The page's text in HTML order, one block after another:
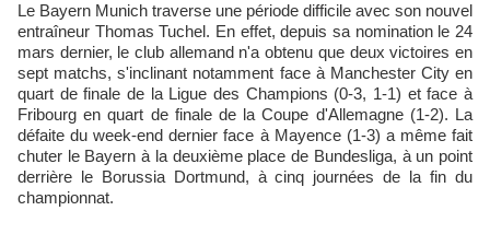
Le Bayern Munich traverse une période difficile avec son nouvel
entraîneur Thomas Tuchel. En effet, depuis sa nomination le 24
mars dernier, le club allemand n'a obtenu que deux victoires en
sept matchs, s'inclinant notamment face à Manchester City en
quart de finale de la Ligue des Champions (0-3, 1-1) et face à
Fribourg en quart de finale de la Coupe d'Allemagne (1-2). La
défaite du week-end dernier face à Mayence (1-3) a même fait
chuter le Bayern à la deuxième place de Bundesliga, à un point
derrière le Borussia Dortmund, à cinq journées de la fin du
championnat.